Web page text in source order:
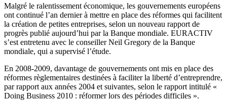
Malgré le ralentissement économique, les gouvernements européens
ont continué l’an dernier à mettre en place des réformes qui facilitent
la création de petites entreprises, selon un nouveau rapport de
progrès publié aujourd’hui par la Banque mondiale. EURACTIV
s’est entretenu avec le conseiller Neil Gregory de la Banque
mondiale, qui a supervisé l’étude.
En 2008-2009, davantage de gouvernements ont mis en place des
réformes règlementaires destinées à faciliter la liberté d’entreprendre,
par rapport aux années 2004 et suivantes, selon le rapport intitulé «
Doing Business 2010 : réformer lors des périodes difficiles ».